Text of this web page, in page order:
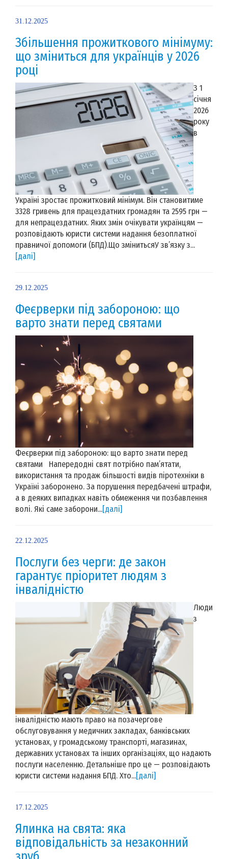
31.12.2025
Збільшення прожиткового мінімуму:
що зміниться для українців у 2026
році
З 1
січня
2026
року
в
Україні зростає прожитковий мінімум. Він становитиме
3328 гривень для працездатних громадян та 2595 грн —
для непрацездатних. Яких змін очікувати українцям —
розповідають юристи системи надання безоплатної
правничої допомоги (БПД).Що змінитьсяУ зв’язку з...
[далі]
29.12.2025
Феєрверки під забороною: що
варто знати перед святами
Феєрверки під забороною: що варто знати перед
святами Напередодні свят потрібно пам’ятати,
використання та продаж більшості видів піротехніки в
Україні заборонено. За порушення передбачені штрафи,
а в деяких випадках навіть обмеження чи позбавлення
волі. Які саме заборони...[далі]
22.12.2025
Послуги без черги: де закон
гарантує пріоритет людям з
інвалідністю
Люди
з
інвалідністю мають право на позачергове
обслуговування у медичних закладах, банківських
установах, у громадському транспорті, магазинах,
державних установах та інших організаціях, що надають
послуги населенню. Детальніше про це — розповідають
юристи системи надання БПД. Хто...[далі]
17.12.2025
Ялинка на свята: яка
відповідальність за незаконний